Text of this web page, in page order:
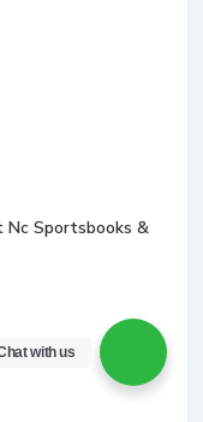
Sportsbooks &
with us